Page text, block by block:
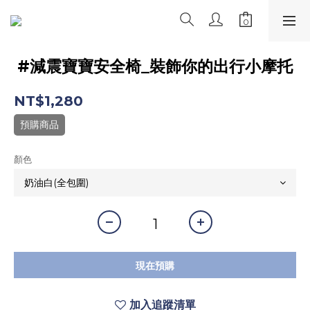
#減震寶寶安全椅_裝飾你的出行小摩托
NT$1,280
預購商品
顏色
現在預購
加入追蹤清單